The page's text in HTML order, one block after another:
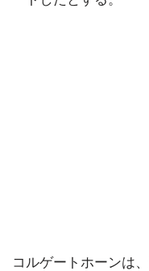
コルゲートホーンは